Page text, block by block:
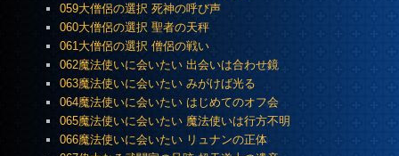
059大僧侶の選択 死神の呼び声
060大僧侶の選択 聖者の天秤
061大僧侶の選択 僧侶の戦い
062魔法使いに会いたい 出会いは合わせ鏡
063魔法使いに会いたい みがけば光る
064魔法使いに会いたい はじめてのオフ会
065魔法使いに会いたい 魔法使いは行方不明
066魔法使いに会いたい リュナンの正体